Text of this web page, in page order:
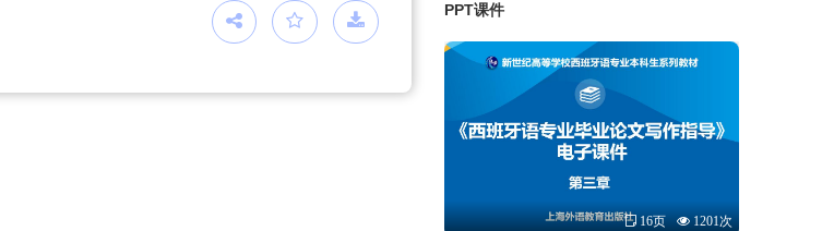
PPT课件
16页 1201次